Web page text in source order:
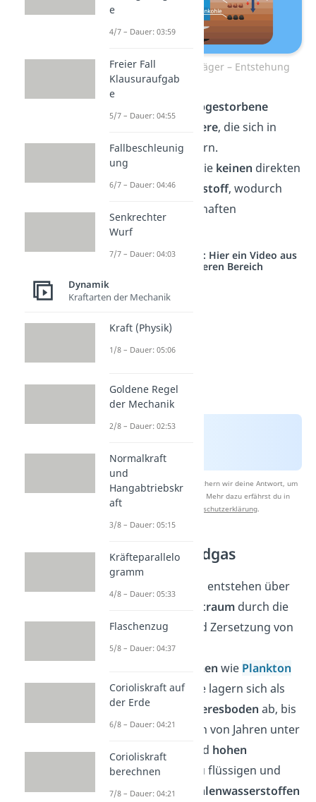
Fossile Energieträger – Entstehung
abgestorbene
Tiere, die sich in
Schichten ablagern.
Dadurch haben sie keinen direkten
Zugang zuSauerstoff, wodurch
sich ihre Eigenschaften
verändern.
Studyflix vernetzt: Hier ein Video aus
einem anderen Bereich
Nach Beantwortung speichern wir deine Antwort, um
Studyflix zu verbessern. Mehr dazu erfährst du in
Datenschutzerklärung.
Erdöl und Erdgas
Erdöl und Erdgas entstehen über
langen Zeitraumdurch die
Ansammlung und Zersetzung von
abgestorbenen
Meeresorganismen wie Plankton
undAlgen. Diese lagern sich als
Schlamm am
Meeresboden ab, bis
sie über Millionen von Jahren unter
hohem Druck
und hohen
Temperaturen
zu flüssigen und
gasförmigen
Kohlenwasserstoffen
e
4/7 – Dauer: 03:59
Freier Fall
Klausuraufgab
e
5/7 – Dauer: 04:55
Fallbeschleunig
ung
6/7 – Dauer: 04:46
Senkrechter
Wurf
7/7 – Dauer: 04:03
Dynamik
Kraftarten der Mechanik
Kraft (Physik)
1/8 – Dauer: 05:06
Goldene Regel
der Mechanik
2/8 – Dauer: 02:53
Normalkraft
und
Hangabtriebskr
aft
3/8 – Dauer: 05:15
Kräfteparallelo
gramm
4/8 – Dauer: 05:33
Flaschenzug
5/8 – Dauer: 04:37
Corioliskraft auf
der Erde
6/8 – Dauer: 04:21
Corioliskraft
berechnen
7/8 – Dauer: 04:21